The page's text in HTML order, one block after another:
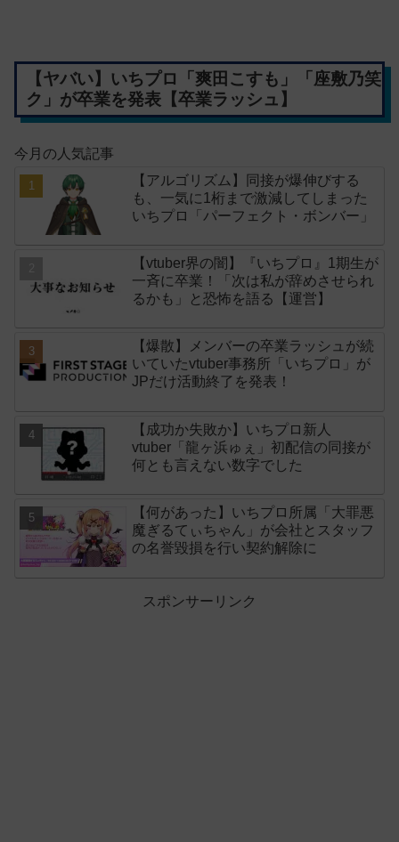
【ヤバい】いちプロ「爽田こすも」「座敷乃笑
ク」が卒業を発表【卒業ラッシュ】
今月の人気記事
【アルゴリズム】同接が爆伸びする
も、一気に1桁まで激減してしまった
いちプロ「パーフェクト・ボンバー」
【vtuber界の闇】『いちプロ』1期生が
一斉に卒業！「次は私が辞めさせられ
るかも」と恐怖を語る【運営】
【爆散】メンバーの卒業ラッシュが続
いていたvtuber事務所「いちプロ」が
JPだけ活動終了を発表！
【成功か失敗か】いちプロ新人
vtuber「龍ヶ浜ゅぇ」初配信の同接が
何とも言えない数字でした
【何があった】いちプロ所属「大罪悪
魔ぎるてぃちゃん」が会社とスタッフ
の名誉毀損を行い契約解除に
スポンサーリンク